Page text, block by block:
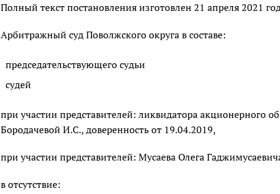
Полный текст постановления изготовлен 21 апреля 2021
Арбитражный суд Поволжского округа в составе:
председательствующего судьи
судей
при участии представителей: ликвидатора акционерного
Бородачевой И.С., доверенность от 19.04.2019,
при участии представителей: Мусаева Олега
в отсутствие: